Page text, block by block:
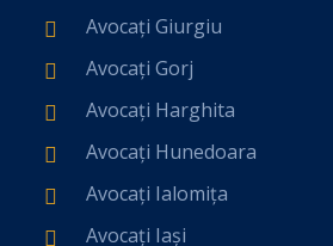
Avocați Giurgiu
Avocați Gorj
Avocați Harghita
Avocați Hunedoara
Avocați Ialomița
Avocați Iași